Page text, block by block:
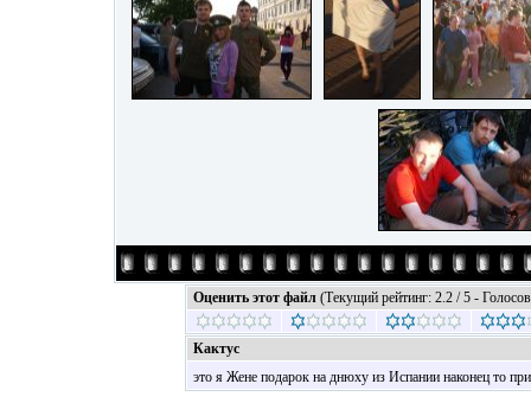
Оценить этот файл (Текущий рейтинг: 2.2 / 5 -
Кактус
это я Жене подарок на днюху из Испании наконец то